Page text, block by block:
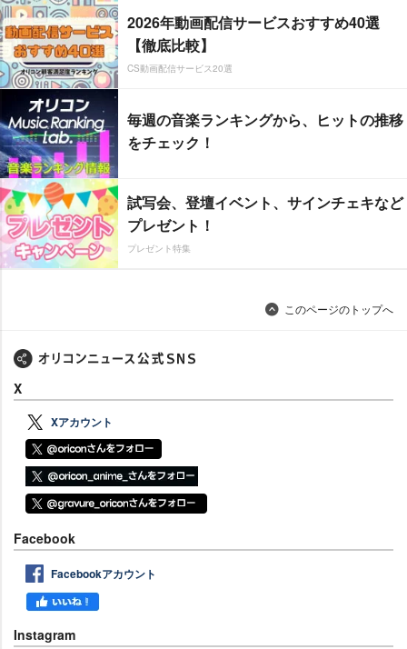
2026年動画配信サービスおすすめ40選
【徹底比較】
CS動画配信サービス20選
毎週の音楽ランキングから、ヒットの推移
をチェック！
試写会、登壇イベント、サインチェキなど
プレゼント！
プレゼント特集
このページのトップへ
X
Xアカウント
Facebook
Facebookアカウント
Instagram